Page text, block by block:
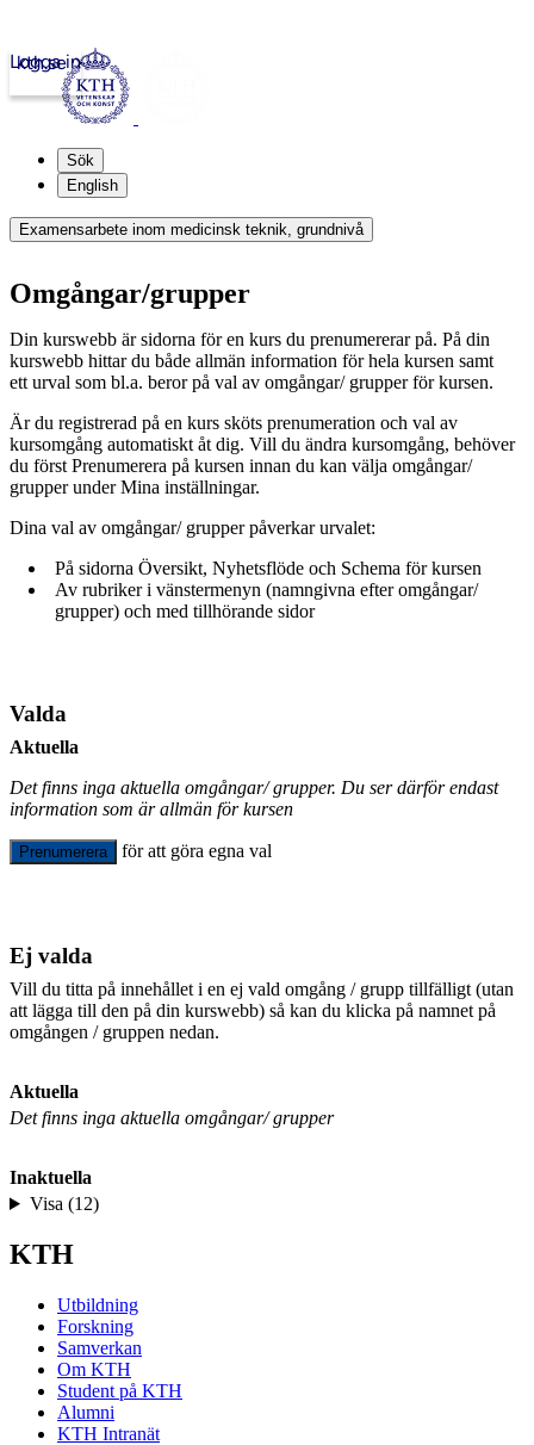
kth.se
Logga in
Sök
English
Examensarbete inom medicinsk teknik, grundnivå
Omgångar/grupper
Din kurswebb är sidorna för en kurs du prenumererar på. På din
kurswebb hittar du både allmän information för hela kursen samt
ett urval som bl.a. beror på val av omgångar/ grupper för kursen.
Är du registrerad på en kurs sköts prenumeration och val av
kursomgång automatiskt åt dig. Vill du ändra kursomgång, behöver
du först Prenumerera på kursen innan du kan välja omgångar/
grupper under Mina inställningar.
Dina val av omgångar/ grupper påverkar urvalet:
På sidorna Översikt, Nyhetsflöde och Schema för kursen
Av rubriker i vänstermenyn (namngivna efter omgångar/
grupper) och med tillhörande sidor
Valda
Aktuella
Det finns inga aktuella omgångar/ grupper. Du ser därför endast
information som är allmän för kursen
Prenumerera för att göra egna val
Ej valda
Vill du titta på innehållet i en ej vald omgång / grupp tillfälligt (utan
att lägga till den på din kurswebb) så kan du klicka på namnet på
omgången / gruppen nedan.
Aktuella
Det finns inga aktuella omgångar/ grupper
Inaktuella
Visa (12)
KTH
Utbildning
Forskning
Samverkan
Om KTH
Student på KTH
Alumni
KTH Intranät